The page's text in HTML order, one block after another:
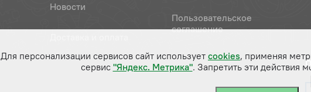
Новости
Пользовательское
соглашение
Для персонализации сервисов сайт использует cookies, применяя
сервис "Яндекс. Метрика". Запретить эти действия